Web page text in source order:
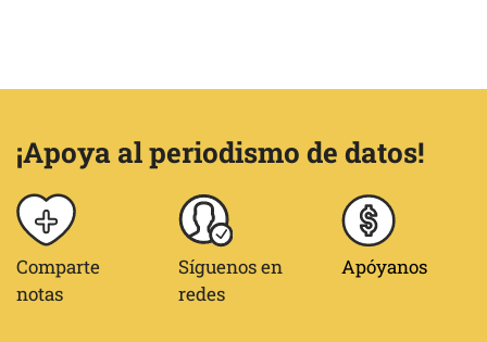
¡Apoya al periodismo de datos!
Comparte
notas
Síguenos en
redes
Apóyanos